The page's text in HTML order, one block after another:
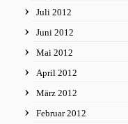
Juli 2012
Juni 2012
Mai 2012
April 2012
März 2012
Februar 2012